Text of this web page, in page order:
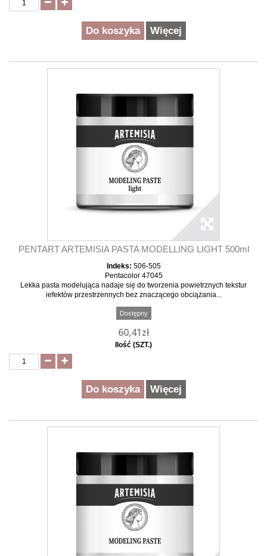
Do koszyka Więcej
PENTART ARTEMISIA PASTA MODELLING LIGHT 500ml
Indeks: 506-505
Pentacolor 47045
Lekka pasta modelująca nadaje się do tworzenia powietrznych tekstur
iefektów przestrzennych bez znaczącego obciążania...
Dostępny
60,41zł
Ilość (SZT.)
Do koszyka Więcej